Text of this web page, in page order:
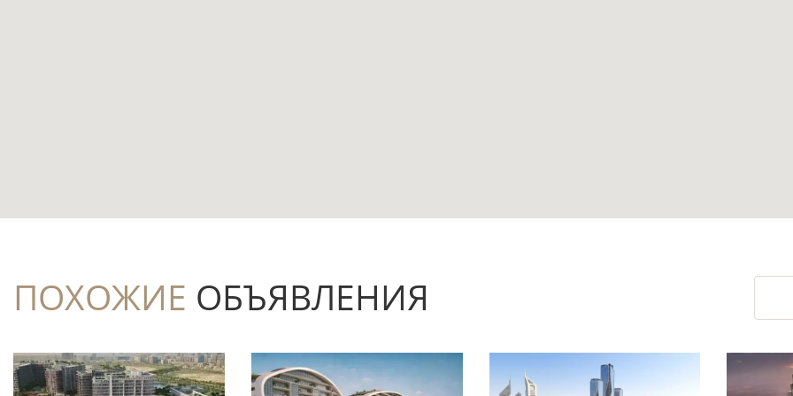
В комплектацию входят балкон и терраса: это дополнительные зоны для отдыха на
Бассейн, парковка и лифт делают виллу практичным вариантом для постоянного
ПОХОЖИЕ ОБЪЯВЛЕНИЯ